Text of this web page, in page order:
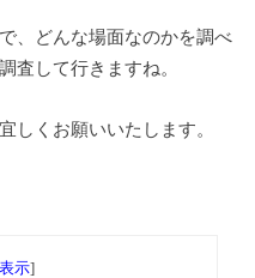
、どんな場面なのかを調べ
査して行きますね。
しくお願いいたします。
示]